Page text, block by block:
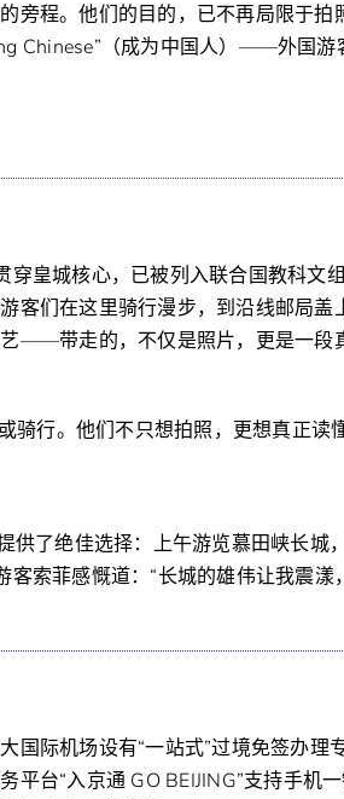
旁程。他们的目的，已不再局限于拍
Chinese”（成为中国人）——外国游
皇城核心，已被列入联合国教科文
客们在这里骑行漫步，到沿线邮局盖
——带走的，不仅是照片，更是一段
骑行。他们不只想拍照，更想真正读
供了绝佳选择：上午游览慕田峡长城
索菲感慨道：“长城的雄伟让我震漾
国际机场设有“一站式”过境免签办理
台“入京通 GO BEIJING”支持手机